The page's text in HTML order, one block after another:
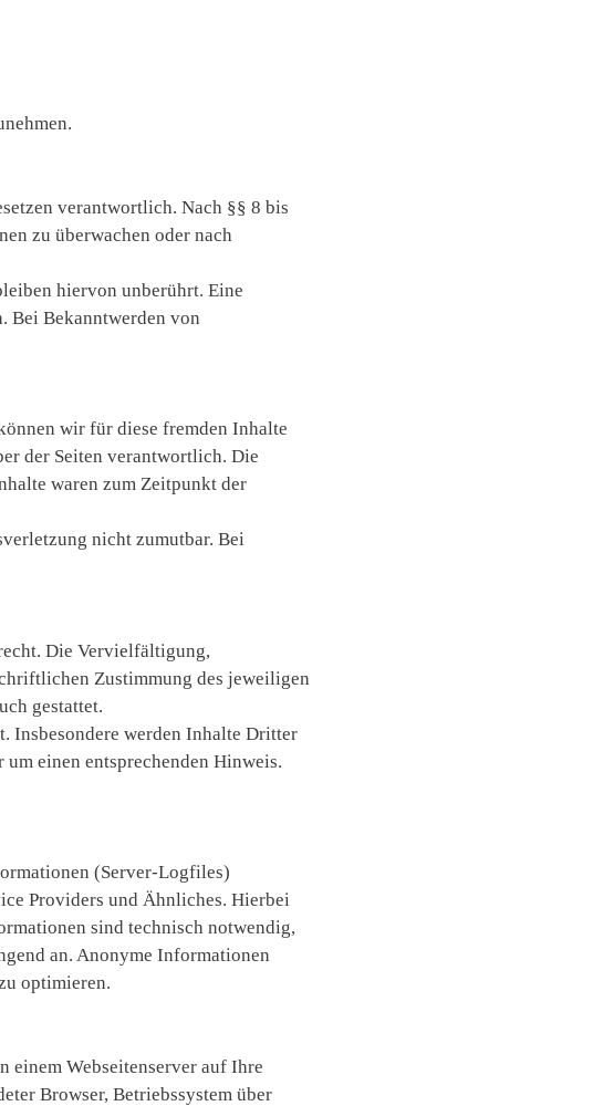
verantwortlich. Nach §§ 8 bis
zu überwachen oder nach
hiervon unberührt. Eine
Bei Bekanntwerden von
wir für diese fremden Inhalte
der Seiten verantwortlich. Die
waren zum Zeitpunkt der
nicht zumutbar. Bei
Die Vervielfältigung,
Zustimmung des jeweiligen
gestattet.
Insbesondere werden Inhalte Dritter
einen entsprechenden Hinweis.
(Server-Logfiles)
Providers und Ähnliches. Hierbei
sind technisch notwendig,
an. Anonyme Informationen
optimieren.
einem Webseitenserver auf Ihre
Browser, Betriebssystem über